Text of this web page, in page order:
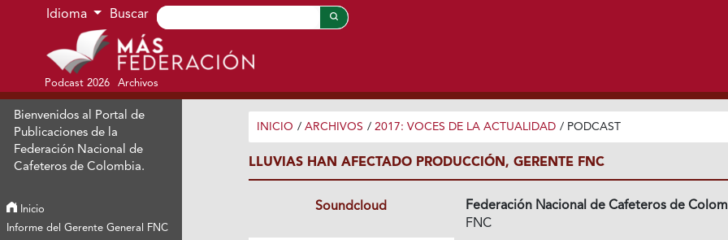
Ir al menú de navegación principal
Ir al contenido principal
Ir al pie de página del sitio
Idioma Buscar
Podcast 2026 Archivos
Bienvenidos al Portal de
Publicaciones de la
Federación Nacional de
Cafeteros de Colombia.
Inicio
Informe del Gerente General FNC
INICIO / ARCHIVOS / 2017: VOCES DE LA ACTUALIDAD / PODCAST
LLUVIAS HAN AFECTADO PRODUCCIÓN, GERENTE FNC
Soundcloud
Federación Nacional de Cafeteros de
FNC